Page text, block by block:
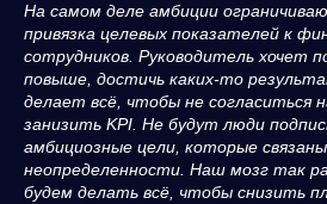
На самом деле амбиции
привязка целевых показателей к
сотрудников. Руководитель хочет
повыше, достичь каких-то
делает всё, чтобы не согласиться
занизить KPI. Не будут люди
амбициозные цели, которые
неопределенности. Наш мозг так
будем делать всё, чтобы снизить